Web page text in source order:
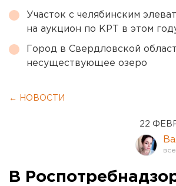
Участок с челябинским
на аукцион по КРТ в этом
Город в Свердловской
несуществующее озеро
← НОВОСТИ
22
В